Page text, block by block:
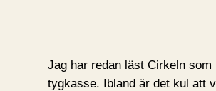
Jag har redan läst Cirkeln
tygkasse. Ibland är det kul att